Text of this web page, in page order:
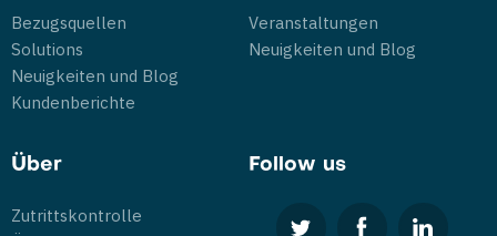
Bezugsquellen
Solutions
Neuigkeiten und Blog
Kundenberichte
Veranstaltungen
Neuigkeiten und Blog
Über
Zutrittskontrolle
Follow us